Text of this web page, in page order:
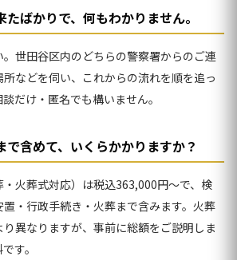
ばかりで、何もわかりません。
世田谷区内のどちらの警察署からのご連
などを伺い、これからの流れを順を追っ
だけ・匿名でも構いません。
で含めて、いくらかかりますか？
火葬式対応）は税込363,000円〜で、検
・行政手続き・火葬まで含みます。火葬
異なりますが、事前に総額をご説明しま
す。